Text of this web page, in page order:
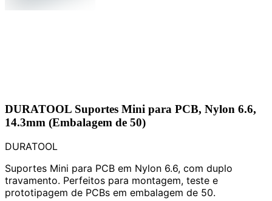
DURATOOL Suportes Mini para PCB, Nylon 6.6,
14.3mm (Embalagem de 50)
DURATOOL
Suportes Mini para PCB em Nylon 6.6, com duplo
travamento. Perfeitos para montagem, teste e
prototipagem de PCBs em embalagem de 50.